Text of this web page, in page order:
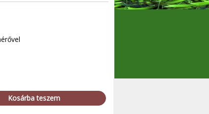
Kosárba teszem